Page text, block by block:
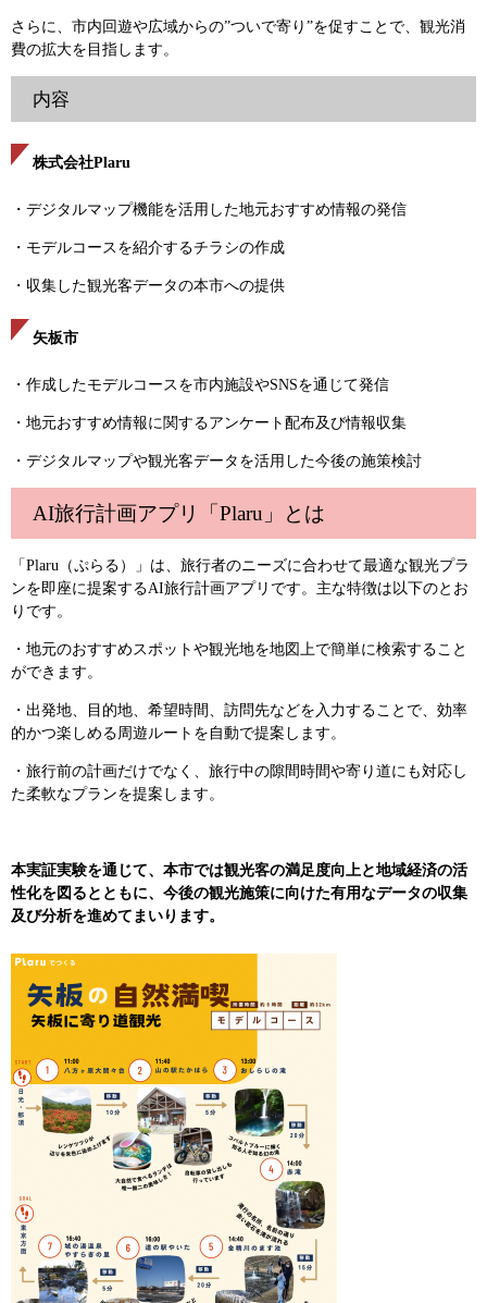
さらに、市内回遊や広域からの”ついで寄り”を促すことで、観光消
費の拡大を目指します。
内容
株式会社Plaru
・デジタルマップ機能を活用した地元おすすめ情報の発信
・モデルコースを紹介するチラシの作成
・収集した観光客データの本市への提供
矢板市
・作成したモデルコースを市内施設やSNSを通じて発信
・地元おすすめ情報に関するアンケート配布及び情報収集
・デジタルマップや観光客データを活用した今後の施策検討
AI旅行計画アプリ「Plaru」とは
「Plaru（ぷらる）」は、旅行者のニーズに合わせて最適な観光プラ
ンを即座に提案するAI旅行計画アプリです。主な特徴は以下のとお
りです。
・地元のおすすめスポットや観光地を地図上で簡単に検索すること
ができます。
・出発地、目的地、希望時間、訪問先などを入力することで、効率
的かつ楽しめる周遊ルートを自動で提案します。
・旅行前の計画だけでなく、旅行中の隙間時間や寄り道にも対応し
た柔軟なプランを提案します。
本実証実験を通じて、本市では観光客の満足度向上と地域経済の活
性化を図るとともに、今後の観光施策に向けた有用なデータの収集
及び分析を進めてまいります。